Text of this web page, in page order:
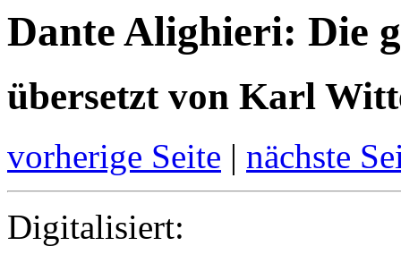
Dante Alighieri: Die
übersetzt von Karl
vorherige Seite | nächste
Digitalisiert: